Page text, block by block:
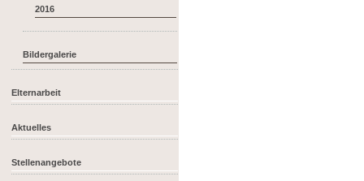
2016
Bildergalerie
Elternarbeit
Aktuelles
Stellenangebote